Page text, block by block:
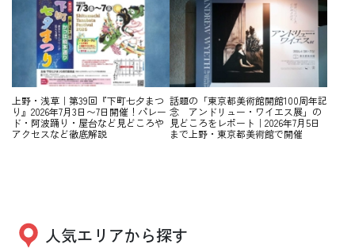
上野・浅草｜第39回『下町七夕まつ
り』2026年7月3日〜7日開催！パレー
ド・阿波踊り・屋台など見どころや
アクセスなど徹底解説
話題の「東京都美術館開館100周年記
念 アンドリュー・ワイエス展」の
見どころをレポート｜2026年7月5日
まで上野・東京都美術館で開催
人気エリアから探す